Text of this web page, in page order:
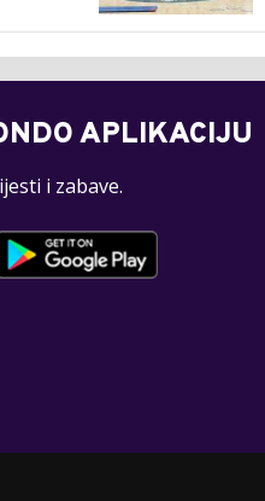
APLIKACIJU
i zabave.